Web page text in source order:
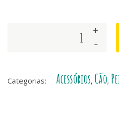
-
+
Categorias: Acessórios, Cão,